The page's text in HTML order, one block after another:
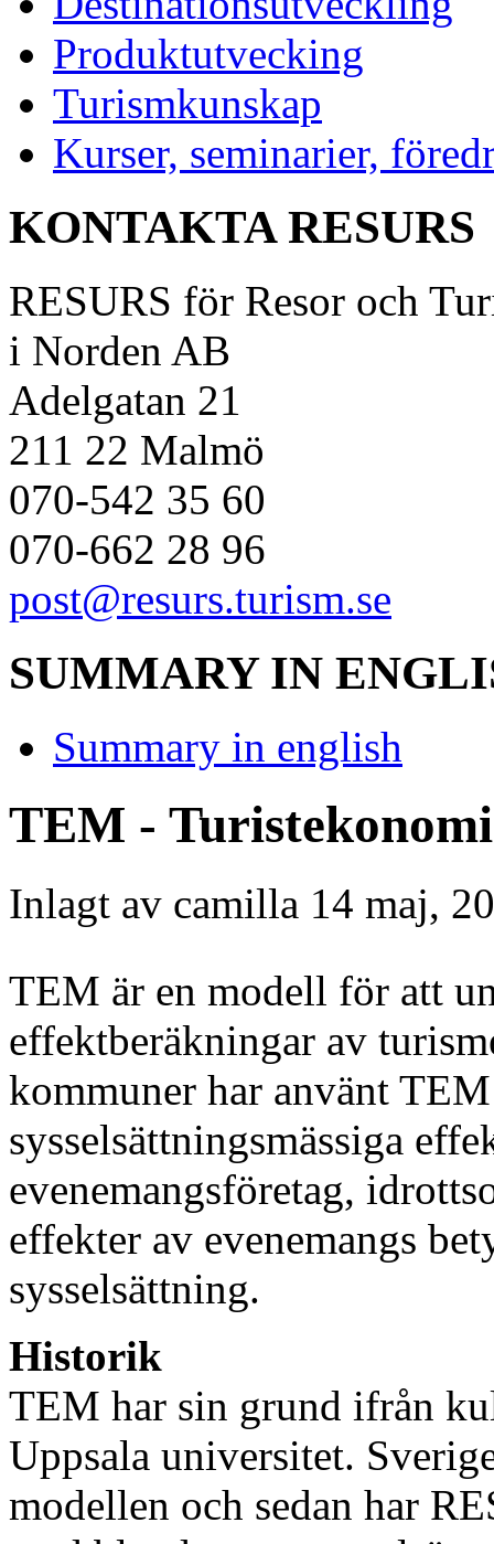
Produktutvecking
Turismkunskap
Kurser, seminarier,
KONTAKTA RESURS
RESURS för Resor och
i Norden AB
Adelgatan 21
211 22 Malmö
070-542 35 60
070-662 28 96
post@resurs.turism.se
SUMMARY IN
Summary in english
TEM -
Inlagt av camilla 14 maj,
TEM är en modell för att
effektberäkningar av
kommuner har använt
sysselsättningsmässiga
evenemangsföretag,
effekter av evenemangs
sysselsättning.
Historik
TEM har sin grund ifrån
Uppsala universitet.
modellen och sedan har